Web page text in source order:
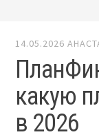
14.05.2026
какую
в 2026